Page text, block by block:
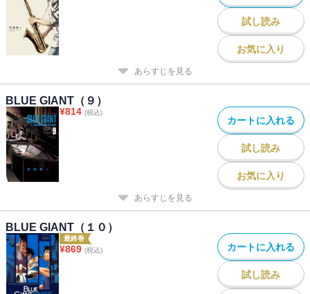
試し読み
お気に入り
あらすじを見る
BLUE GIANT（９）
¥814 (税込)
カートに入れる
試し読み
お気に入り
あらすじを見る
BLUE GIANT（１０）
最終巻
¥869 (税込) カートに入れる
試し読み